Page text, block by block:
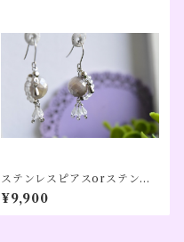
ステンレスピアスorステンレ
スイヤリング｜月食モチーフ
／グレームーンストーン×水晶
／大きめ｜【夜のぬくもり】
¥9,900